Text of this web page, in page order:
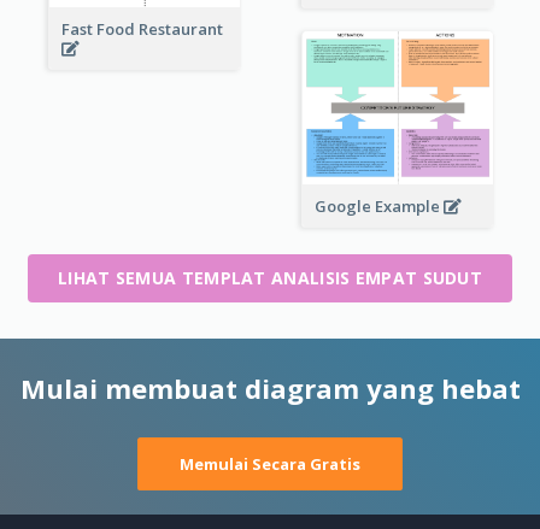
Fast Food Restaurant
Google Example
LIHAT SEMUA TEMPLAT ANALISIS EMPAT SUDUT
Mulai membuat diagram yang hebat
Memulai Secara Gratis